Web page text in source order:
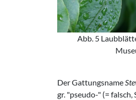
Abb. 5
Der Gattungsname
gr. "pseudo-" (= falsch,